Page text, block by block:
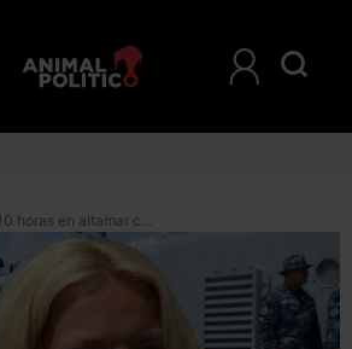
Cómo sobrevivir 10 horas en altamar como la turista británica que fue rescatada tras caer de un crucero